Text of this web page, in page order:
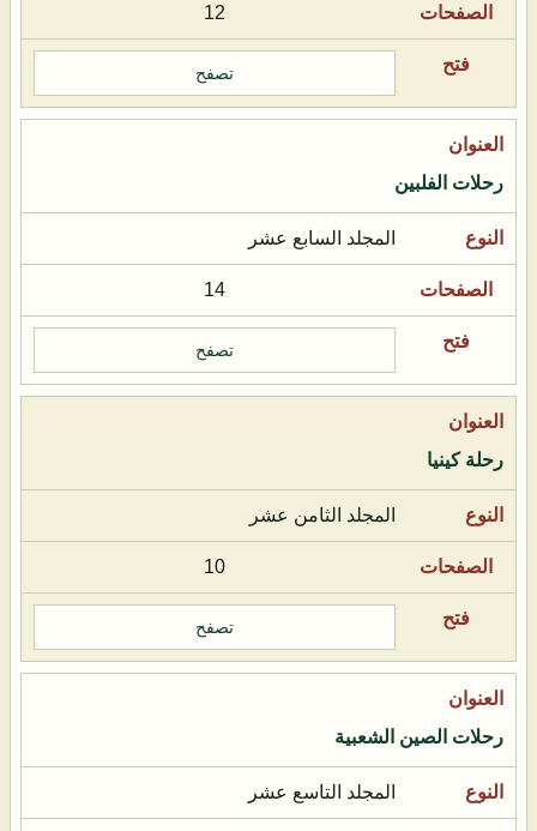
12
تصفح
رحلات الفلبين
المجلد السابع عشر
14
تصفح
رحلة كينيا
المجلد الثامن عشر
10
تصفح
رحلات الصين الشعبية
المجلد التاسع عشر